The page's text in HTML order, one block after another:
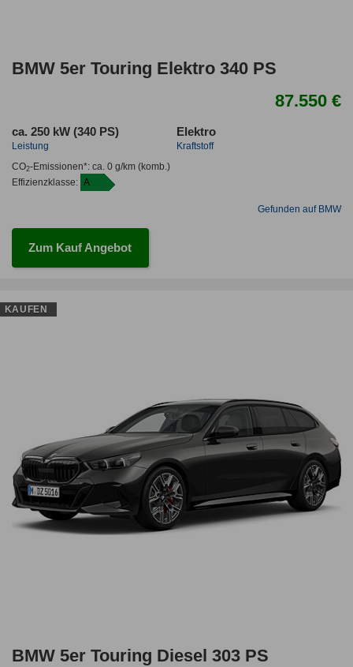
BMW 5er Touring Elektro 340 PS
87.550 €
ca. 250 kW (340 PS)
Leistung
Elektro
Kraftstoff
CO2-Emissionen*: ca. 0 g/km(komb.)
Effizienzklasse: A
Gefunden auf BMW
Zum Kauf Angebot
BMW 5er Touring Diesel 303 PS
KAUFEN